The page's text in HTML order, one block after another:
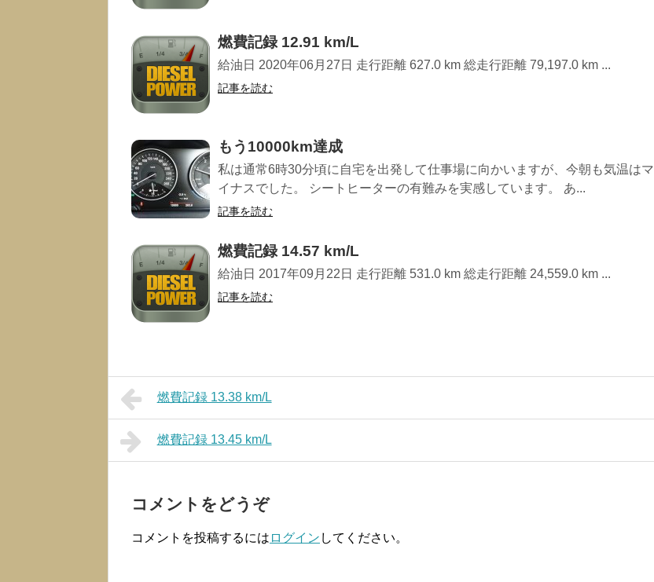
燃費記録 12.91 km/L
給油日 2020年06月27日 走行距離 627.0 km 総走行距離 79,197.0 km ...
記事を読む
もう10000km達成
私は通常6時30分頃に自宅を出発して仕事場に向かいますが、今朝も気温はマ
イナスでした。 シートヒーターの有難みを実感しています。 あ...
記事を読む
燃費記録 14.57 km/L
給油日 2017年09月22日 走行距離 531.0 km 総走行距離 24,559.0 km ...
記事を読む
燃費記録 13.38 km/L
燃費記録 13.45 km/L
コメントをどうぞ
コメントを投稿するには ログイン してください。